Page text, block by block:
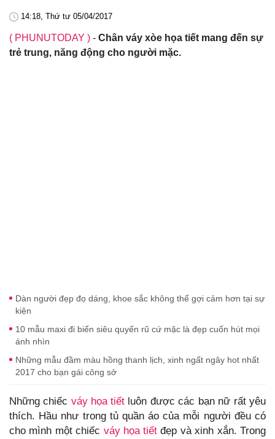
14:18, Thứ tư 05/04/2017
( PHUNUTODAY ) - Chân váy xòe họa tiết mang đến sự
trẻ trung, năng động cho người mặc.
Dàn người đẹp đọ dáng, khoe sắc không thể gợi cảm hơn tại sự
kiện
10 mẫu maxi đi biển siêu quyến rũ cứ mặc là đẹp cuốn hút mọi
ánh nhìn
Những mẫu đầm màu hồng thanh lịch, xinh ngất ngây hot nhất
2017 cho bạn gái công sở
Những chiếc váy họa tiếtluôn được các bạn nữ rất yêu
thích. Hầu như trong tủ quần áo của mỗi người đều có
cho mình một chiếc váy họa tiếtđẹp và xinh xắn. Trong